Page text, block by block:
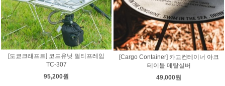
[도쿄크래프트] 코드유닛 멀티프레임
TC-307
95,200원
[Cargo Container] 카고컨테이너 아크
테이블 메탈실버
49,000원